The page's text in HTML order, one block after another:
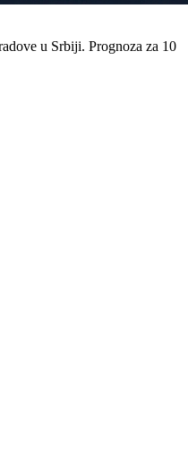
u Srbiji. Prognoza za 10